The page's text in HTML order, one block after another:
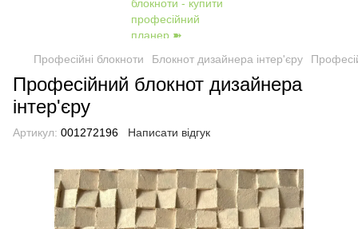
Професійні блокноти Блокнот дизайнера інтер'єру
Професійний блокнот дизайнера
інтер'єру
Артикул: 001272196 Написати відгук